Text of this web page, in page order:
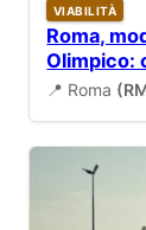
VIABILITÀ
Roma,
Olimpico:
📍 Roma